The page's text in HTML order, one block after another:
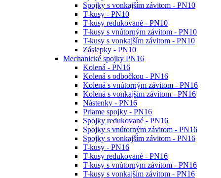
Spojky s vonkajším závitom - PN10
T-kusy - PN10
T-kusy redukované - PN10
T-kusy s vnútorným závitom - PN10
T-kusy s vonkajším závitom - PN10
Záslepky - PN10
Mechanické spojky PN16
Kolená - PN16
Kolená s odbočkou - PN16
Kolená s vnútorným závitom - PN16
Kolená s vonkajším závitom - PN16
Nástenky - PN16
Priame spojky - PN16
Spojky redukované - PN16
Spojky s vnútorným závitom - PN16
Spojky s vonkajším závitom - PN16
T-kusy - PN16
T-kusy redukované - PN16
T-kusy s vnútorným závitom - PN16
T-kusy s vonkajším závitom - PN16